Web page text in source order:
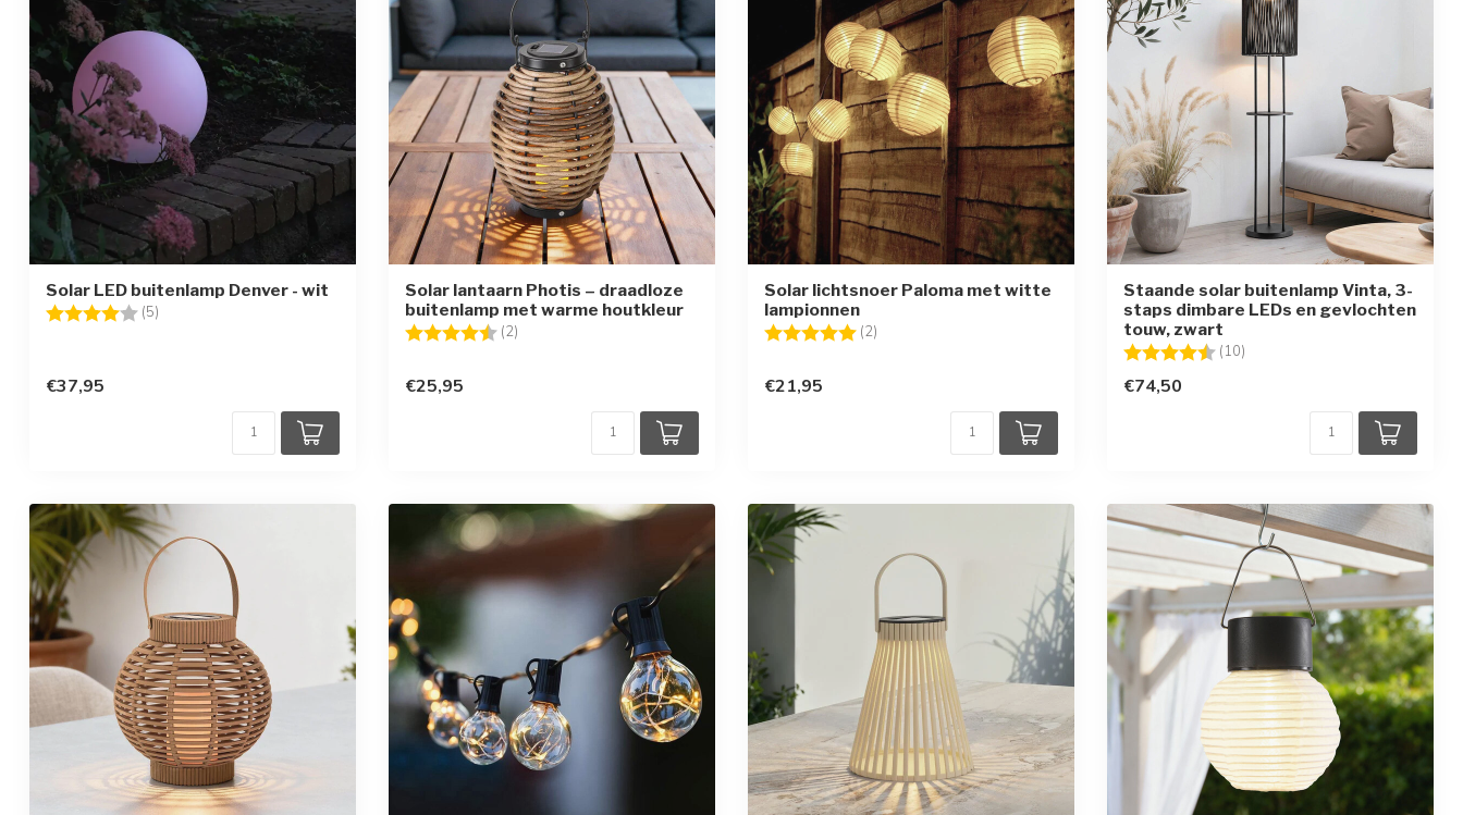
Solar LED buitenlamp Denver - wit
Beoordeling: (5)
€37,95
Solar lantaarn Photis – draadloze
buitenlamp met warme houtkleur
Beoordeling: (2)
€25,95
Solar lichtsnoer Paloma met witte
lampionnen
Beoordeling: (2)
€21,95
Staande solar buitenlamp Vinta, 3-
staps dimbare LEDs en gevlochten
touw, zwart
Beoordeling: (10)
€74,50